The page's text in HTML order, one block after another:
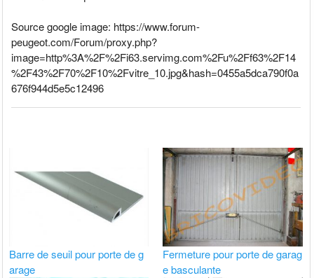
Source google image: https://www.forum-
peugeot.com/Forum/proxy.php?
image=http%3A%2F%2Fi63.servimg.com%2Fu%2Ff63%2F14
%2F43%2F70%2F10%2Fvitre_10.jpg&hash=0455a5dca790f0a
676f944d5e5c12496
Barre de seuil pour porte de g
arage
Fermeture pour porte de garag
e basculante